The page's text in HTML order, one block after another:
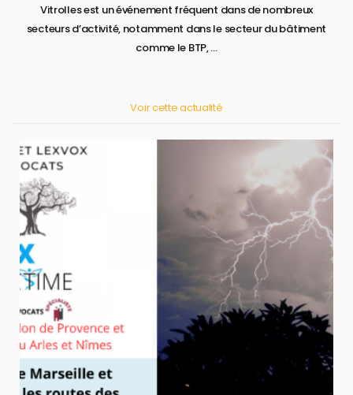
Vitrolles est un événement fréquent dans de nombreux
secteurs d’activité, notamment dans le secteur du bâtiment
comme le BTP, ...
Voir cette actualité